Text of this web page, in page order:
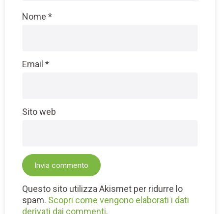
Nome *
Email *
Sito web
Questo sito utilizza Akismet per ridurre lo
spam. Scopri come vengono elaborati i dati
derivati dai commenti.